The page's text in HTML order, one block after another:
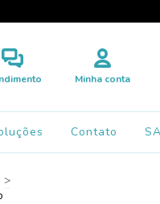
Minha conta
Contato
>